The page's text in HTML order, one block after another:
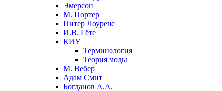
Эмерсон
М. Портер
Питер Лоуренс
И.В. Гёте
КИУ
Терминология
Теория моды
М. Вебер
Адам Смит
Богданов А.А.